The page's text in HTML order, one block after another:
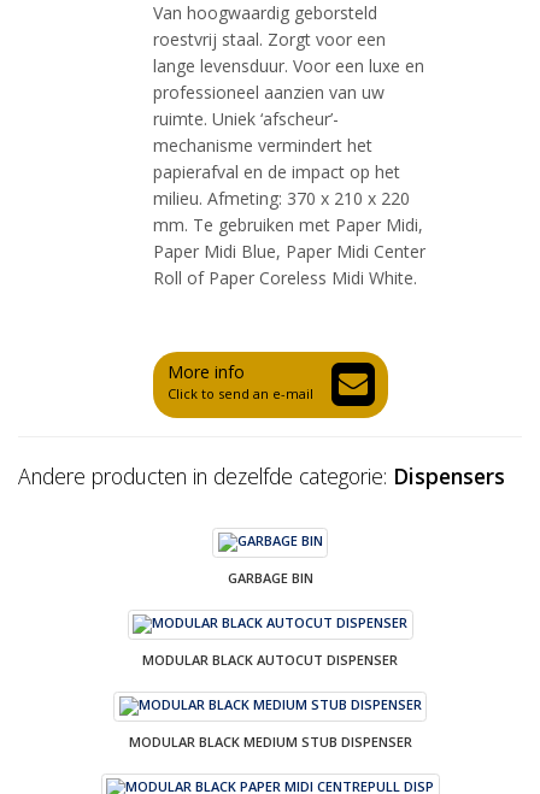
Van hoogwaardig geborsteld
roestvrij staal. Zorgt voor een
lange levensduur. Voor een luxe en
professioneel aanzien van uw
ruimte. Uniek ‘afscheur’-
mechanisme vermindert het
papierafval en de impact op het
milieu. Afmeting: 370 x 210 x 220
mm. Te gebruiken met Paper Midi,
Paper Midi Blue, Paper Midi Center
Roll of Paper Coreless Midi White.
More info
Click to send an e-mail
Andere producten in dezelfde categorie: Dispensers
GARBAGE BIN
MODULAR BLACK AUTOCUT DISPENSER
MODULAR BLACK MEDIUM STUB DISPENSER